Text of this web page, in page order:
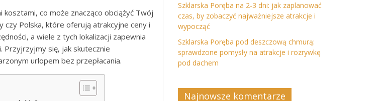
co może znacząco obciążyć Twój
czy Polska, które oferują atrakcyjne ceny i
a wiele z tych lokalizacji zapewnia
Przyjrzyjmy się, jak skutecznie
urlopem bez przepłacania.
Szklarska Poręba na 2-3 dni: jak zaplanować
czas, by zobaczyć najważniejsze atrakcje i
wypocząć
Szklarska Poręba pod deszczową chmurą:
sprawdzone pomysły na atrakcje i rozrywkę
pod dachem
Najnowsze komentarze